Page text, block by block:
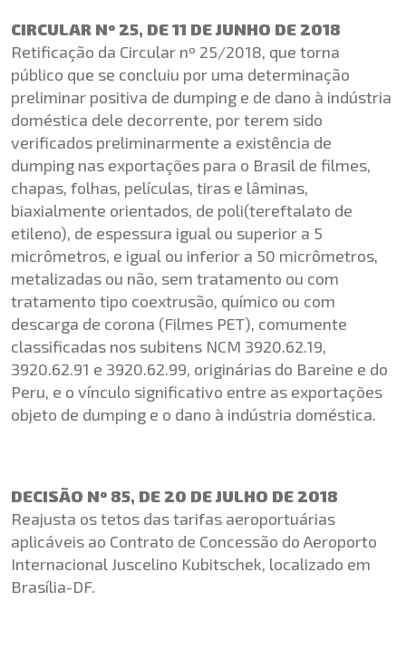
CIRCULAR Nº 25, DE 11 DE JUNHO DE 2018
Retificação da Circular nº 25/2018, que torna
público que se concluiu por uma determinação
preliminar positiva de dumping e de dano à indústria
doméstica dele decorrente, por terem sido
verificados preliminarmente a existência de
dumping nas exportações para o Brasil de filmes,
chapas, folhas, películas, tiras e lâminas,
biaxialmente orientados, de poli(tereftalato de
etileno), de espessura igual ou superior a 5
micrômetros, e igual ou inferior a 50 micrômetros,
metalizadas ou não, sem tratamento ou com
tratamento tipo coextrusão, químico ou com
descarga de corona (Filmes PET), comumente
classificadas nos subitens NCM 3920.62.19,
3920.62.91 e 3920.62.99, originárias do Bareine e do
Peru, e o vínculo significativo entre as exportações
objeto de dumping e o dano à indústria doméstica.
DECISÃO Nº 85, DE 20 DE JULHO DE 2018
Reajusta os tetos das tarifas aeroportuárias
aplicáveis ao Contrato de Concessão do Aeroporto
Internacional Juscelino Kubitschek, localizado em
Brasília-DF.